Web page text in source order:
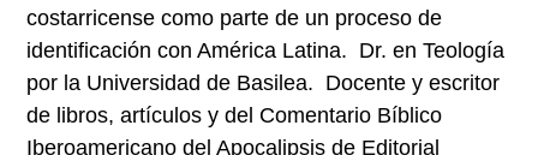
costarricense como parte de un proceso de
identificación con América Latina. Dr. en Teología
por la Universidad de Basilea. Docente y escritor
de libros, artículos y del Comentario Bíblico
Iberoamericano del Apocalipsis de Editorial